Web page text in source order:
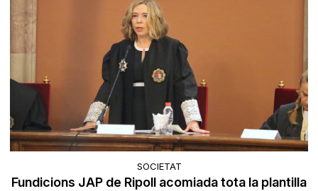
SOCIETAT
Fundicions JAP de Ripoll acomiada tota la plantilla